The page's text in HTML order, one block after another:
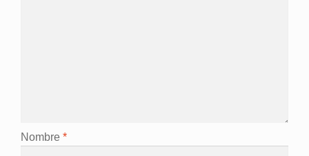
Nombre *